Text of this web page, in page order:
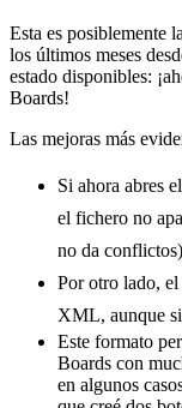
Esta es posiblemente
los últimos meses
estado disponibles:
Boards!
Las mejoras más
Si ahora abres
el fichero no
no da
Por otro lado,
XML, aunque
Este formato
Boards con
en algunos